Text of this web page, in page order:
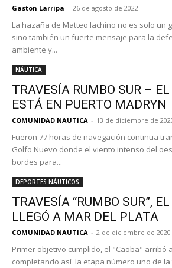
Gaston Larripa - 26 de agosto de 2022
La hazaña de Matteo Iachino no es solo un
sino también un fuerte mensaje para la
ambiente y...
NÁUTICA
TRAVESÍA RUMBO SUR –
ESTÁ EN PUERTO MADRYN
COMUNIDAD NAUTICA - 13 de diciembre de
Fueron 77 horas de navegación continua
Golfo Nuevo donde el viento intenso del
bordes para...
DEPORTES NÁUTICOS
TRAVESÍA “RUMBO SUR”, EL
LLEGÓ A MAR DEL PLATA
COMUNIDAD NAUTICA - 2 de diciembre de 2020
Primer objetivo cumplido, el "Caoba" arribó
completando así la etapa número uno de la